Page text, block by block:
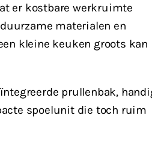
er kostbare werkruimte
materialen en
kleine keuken groots kan
prullenbak,
spoelunit die toch ruim